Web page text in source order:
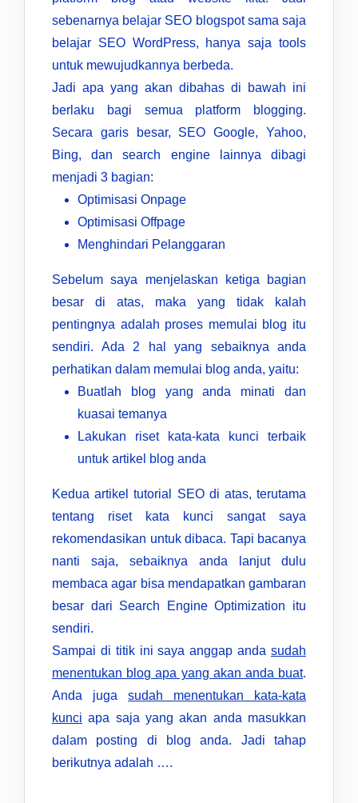
sebenarnya belajar SEO blogspot sama saja
belajar SEO WordPress, hanya saja tools
untuk mewujudkannya berbeda.
Jadi apa yang akan dibahas di bawah ini
berlaku bagi semua platform blogging.
Secara garis besar, SEO Google, Yahoo,
Bing, dan search engine lainnya dibagi
menjadi 3 bagian:
Optimisasi Onpage
Optimisasi Offpage
Menghindari Pelanggaran
Sebelum saya menjelaskan ketiga bagian
besar di atas, maka yang tidak kalah
pentingnya adalah proses memulai blog itu
sendiri. Ada 2 hal yang sebaiknya anda
perhatikan dalam memulai blog anda, yaitu:
Buatlah blog yang anda minati dan
kuasai temanya
Lakukan riset kata-kata kunci terbaik
untuk artikel blog anda
Kedua artikel tutorial SEO di atas, terutama
tentang riset kata kunci sangat saya
rekomendasikan untuk dibaca. Tapi bacanya
nanti saja, sebaiknya anda lanjut dulu
membaca agar bisa mendapatkan gambaran
besar dari Search Engine Optimization itu
sendiri.
Sampai di titik ini saya anggap anda sudah
menentukan blog apa yang akan anda buat.
Anda juga sudah menentukan kata-kata
kunci apa saja yang akan anda masukkan
dalam posting di blog anda. Jadi tahap
berikutnya adalah ….